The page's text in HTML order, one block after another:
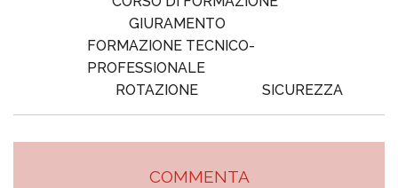
GIURAMENTO
FORMAZIONE TECNICO-
PROFESSIONALE
ROTAZIONE
SICUREZZA
COMMENTA